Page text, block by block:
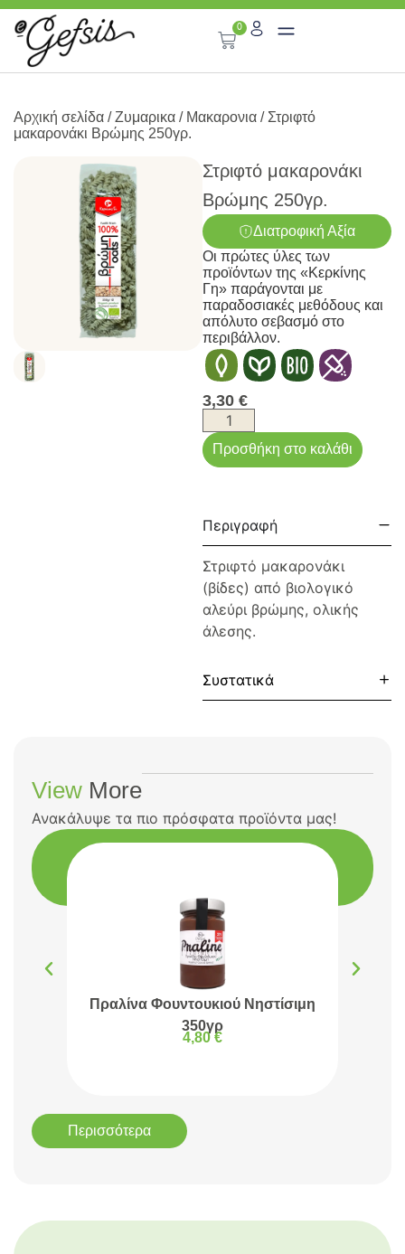
0
Αρχική σελίδα /Ζυμαρικα / Μακαρονια / Στριφτό
μακαρονάκι Βρώμης 250γρ.
Στριφτό μακαρονάκι
Βρώμης 250γρ.
Διατροφική Αξία
Οι πρώτες ύλες των
προϊόντων της «Κερκίνης
Γη» παράγονται με
παραδοσιακές μεθόδους και
απόλυτο σεβασμό στο
περιβάλλον.
3,30 €
Προσθήκη στο καλάθι
Περιγραφή
Στριφτό μακαρονάκι
(βίδες) από βιολογικό
αλεύρι βρώμης, ολικής
άλεσης.
Συστατικά
View More
Ανακάλυψε τα πιο πρόσφατα προϊόντα μας!
Πραλίνα Φουντουκιού Νηστίσιμη
350γρ
4,80 €
Περισσότερα